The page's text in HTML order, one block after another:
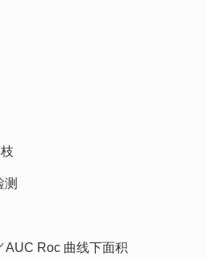
测
AUC Roc 曲线下面积